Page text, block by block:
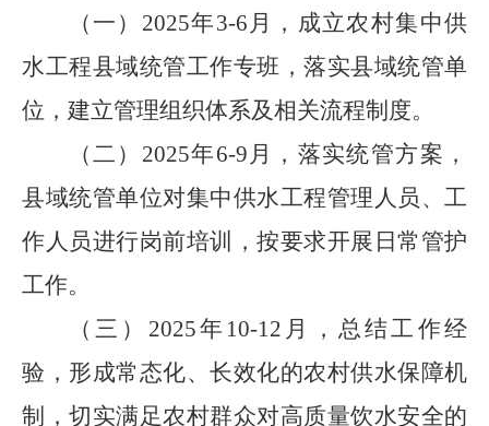
（一） 2025年3-6 月，成立农村集中供
水工程县域统管工作专班，落实县域统管单
位 ，建立管理组织体系及相关流程制度。
（二） 2025年6-9 月，落实统管方案，
县域统管单位对集中供水工程管理人员、工
作人员进行岗前培训，按要求开展日常管护
工作。
（三） 2025年 10-12 月，总结工作经
验，形成常态化、长效化的农村供水保障机
制，切实满足农村群众对高质量饮水安全的